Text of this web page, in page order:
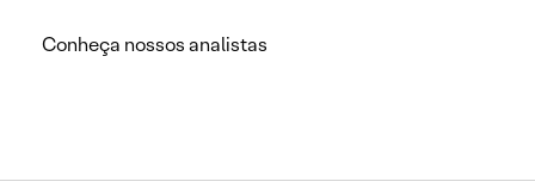
Conheça nossos analistas